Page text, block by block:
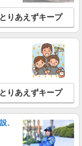
とりあえずキープ
とりあえずキープ
、